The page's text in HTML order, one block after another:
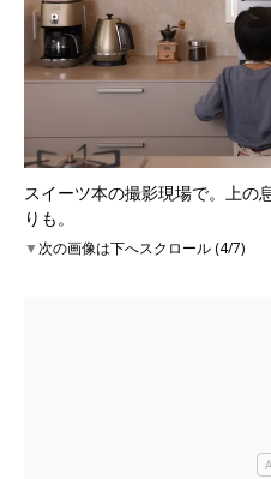
スイーツ本の撮影現場で。上の
りも。
▼次の画像は下へスクロール (4/7)